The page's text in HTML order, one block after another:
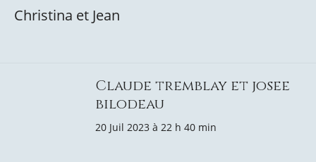
Christina et Jean
Claude tremblay et josee
bilodeau
20 Juil 2023 à 22 h 40 min